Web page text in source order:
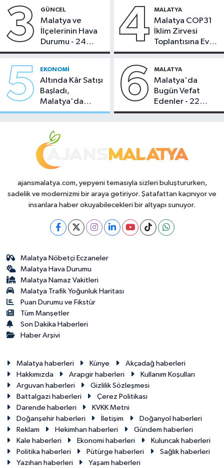
3 GÜNCEL
Malatya ve
İlçelerinin Hava
Durumu - 24
Temmuz 2026
4 MALATYA
Malatya COP31
İklim Zirvesi
Toplantısına Ev
Sahipliği Yaptı
5 EKONOMI
Altında Kâr Satışı
Başladı,
Malatya'da
Makas Ne
6 MALATYA
Malatya'da
Bugün Vefat
Edenler - 22
Temmuz 2026
ajansmalatya.com, yepyeni temasıyla sizleri buluştururken,
sadelik ve modernizmi bir araya getiriyor. Şatafattan kaçınıyor ve
insanlara haber okuyabilecekleri bir altyapı sunuyor.
Malatya Nöbetçi Eczaneler
Malatya Hava Durumu
Malatya Namaz Vakitleri
Malatya Trafik Yoğunluk Haritası
Puan Durumu ve Fikstür
Tüm Manşetler
Son Dakika Haberleri
Haber Arşivi
Malatya haberleri Künye
Akçadağ haberleri
Hakkımızda
Arapgir haberleri
Kullanım Koşulları
Arguvan haberleri
Gizlilik Sözleşmesi
Battalgazi haberleri
Çerez Politikası
Darende haberleri
KVKK Metni
Doğanşehir haberleri
İletişim
Doğanyol haberleri
Reklam
Hekimhan haberleri
Gündem haberleri
Kale haberleri
Ekonomi haberleri
Kuluncak haberleri
Politika haberleri
Pütürge haberleri
Sağlık haberleri
Yazıhan haberleri
Yaşam haberleri